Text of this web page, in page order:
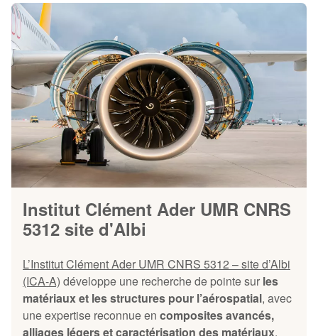
Institut Clément Ader UMR CNRS
5312 site d'Albi
L’Institut Clément Ader UMR CNRS 5312 – site d’Albi
(ICA-A) développe une recherche de pointe sur les
matériaux et les structures pour l’aérospatial, avec
une expertise reconnue en composites avancés,
alliages légers et caractérisation des matériaux.